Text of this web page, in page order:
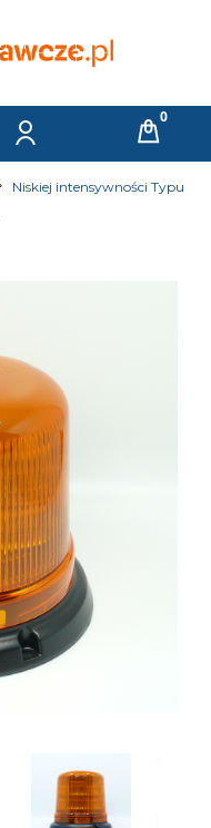
Niskiej intensywności Typu